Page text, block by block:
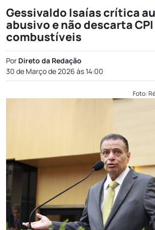
Gessivaldo Isaías crítica
abusivo e não descarta
combustíveis
Por Direto da Redação
30 de Março de 2026 às 14:00
Foto: